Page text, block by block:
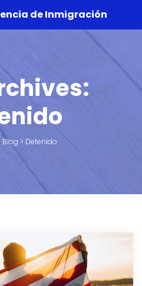
Blog > Detenido
de Inmigración